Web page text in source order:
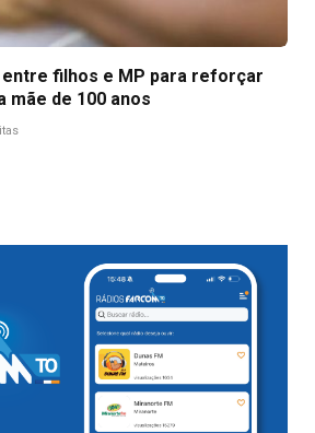
entre filhos e MP para reforçar
mãe de 100 anos